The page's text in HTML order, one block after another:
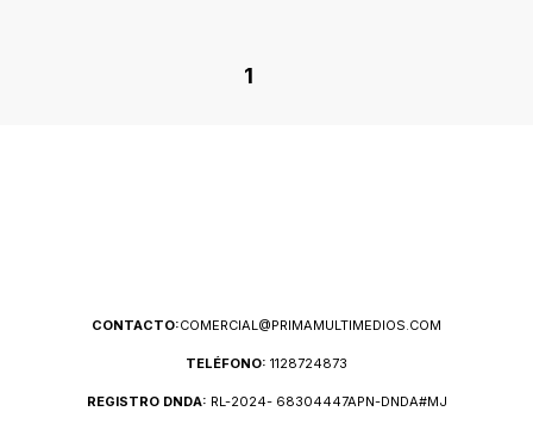
1
CONTACTO:COMERCIAL@PRIMAMULTIMEDIOS.COM
TELÉFONO: 1128724873
REGISTRO DNDA: RL-2024- 68304447APN-DNDA#MJ